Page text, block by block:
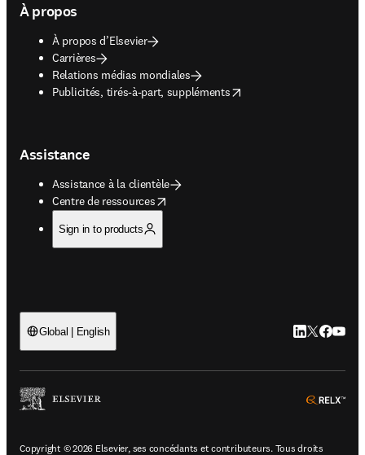
À propos
À propos d’Elsevier
Carrières
Relations médias mondiales
Publicités, tirés-à-part, suppléments
opens in new tab/window
Assistance
Assistance à la clientèle
Centre de ressources
opens in new tab/window
Sign in to products
Global | English LinkedIn
Twitter
Copyright © 2026 Elsevier, ses concédants et contributeurs. Tous droits